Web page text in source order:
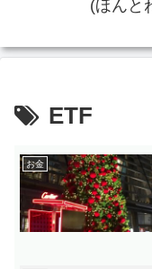
(ほんと
ETF
お金